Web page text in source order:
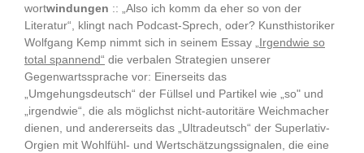
wortwindungen :: „Also ich komm da eher so von der
Literatur“, klingt nach Podcast-Sprech, oder? Kunsthistoriker
Wolfgang Kemp nimmt sich in seinem Essay
„Irgendwie so
total spannend“ die verbalen Strategien unserer
Gegenwartssprache vor: Einerseits das
„Umgehungsdeutsch“ der Füllsel und Partikel wie „so" und
„irgendwie“, die als möglichst nicht-autoritäre Weichmacher
dienen, und andererseits das „Ultradeutsch“ der Superlativ-
Orgien mit Wohlfühl- und Wertschätzungssignalen, die eine